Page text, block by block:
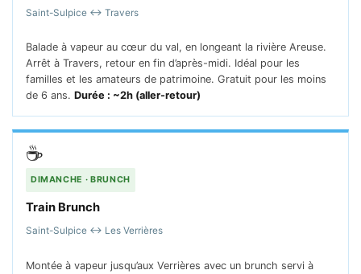
Saint-Sulpice ↔ Travers
Balade à vapeur au cœur du val, en longeant la rivière Areuse.
Arrêt à Travers, retour en fin d’après-midi. Idéal pour les
familles et les amateurs de patrimoine. Gratuit pour les moins
de 6 ans. Durée : ~2h (aller-retour)
☕
DIMANCHE · BRUNCH
Train Brunch
Saint-Sulpice ↔ Les Verrières
Montée à vapeur jusqu’aux Verrières avec un brunch servi à